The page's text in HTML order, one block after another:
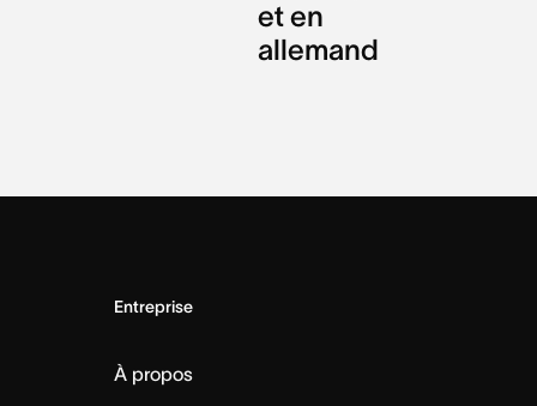
et en
allemand
Entreprise
À propos